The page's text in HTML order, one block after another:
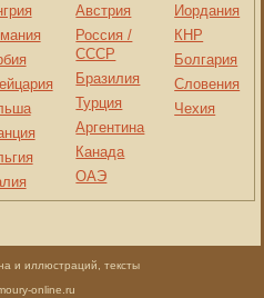
Австрия
Россия /
СССР
Бразилия
Турция
Аргентина
Канада
ОАЭ
Иордания
КНР
Болгария
Словения
Чехия
и иллюстраций, тексты
online.ru